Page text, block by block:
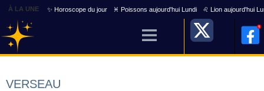
À LA UNE ✨ Horoscope du jour ♓ Poissons aujourd'hui Lundi ♌ Lion aujourd'hui
VERSEAU